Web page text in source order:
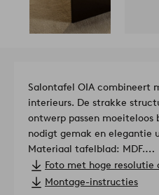
Salontafel OIA combineert
interieurs. De strakke
ontwerp passen
nodigt gemak en elegantie
Materiaal tafelblad: MDF.
Afmetingen; Breedte: 44.0
Oppervlak :.
Foto met hoge resolutie
Montage-instructies